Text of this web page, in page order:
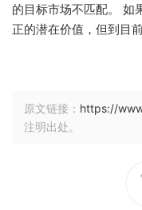
的目标市场不匹配。 如
正的潜在价值，但到目
原文链接： https://
注明出处。